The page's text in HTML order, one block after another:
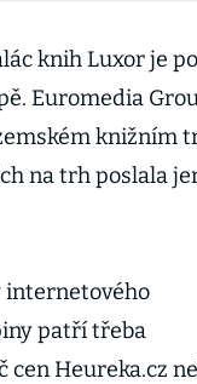
knih Luxor je
Euromedia
knižním
na trh poslala
internetového
patří třeba
Heureka.cz